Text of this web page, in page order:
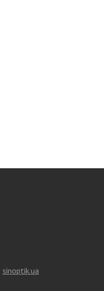
sinoptik.ua